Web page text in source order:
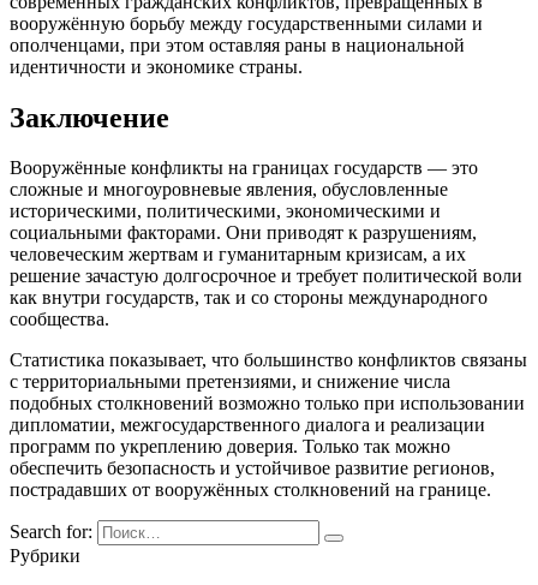
вооружённую борьбу между государственными силами и
ополченцами, при этом оставляя раны в национальной
идентичности и экономике страны.
Заключение
Вооружённые конфликты на границах государств — это
сложные и многоуровневые явления, обусловленные
историческими, политическими, экономическими и
социальными факторами. Они приводят к разрушениям,
человеческим жертвам и гуманитарным кризисам, а их
решение зачастую долгосрочное и требует политической воли
как внутри государств, так и со стороны международного
сообщества.
Статистика показывает, что большинство конфликтов связаны
с территориальными претензиями, и снижение числа
подобных столкновений возможно только при использовании
дипломатии, межгосударственного диалога и реализации
программ по укреплению доверия. Только так можно
обеспечить безопасность и устойчивое развитие регионов,
пострадавших от вооружённых столкновений на границе.
Search for:
Рубрики